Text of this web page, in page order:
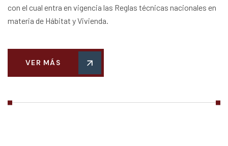
con el cual entra en vigencia las Reglas técnicas nacionales en
materia de Hábitat y Vivienda.
VER MÁS